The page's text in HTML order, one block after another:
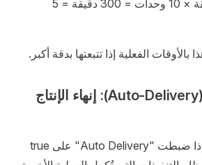
وقت البداية (30 دقيقة × 10 وحدات = 300 دقيقة = 5
بالأوقات الفعلية إذا تتبعتها بدقة أكبر.
التسليم التلقائي (Auto-Delivery): إنهاء الإنتاج
هذه ميزة رائعة حقاً. إذا ضبطت "Auto Delivery" على true